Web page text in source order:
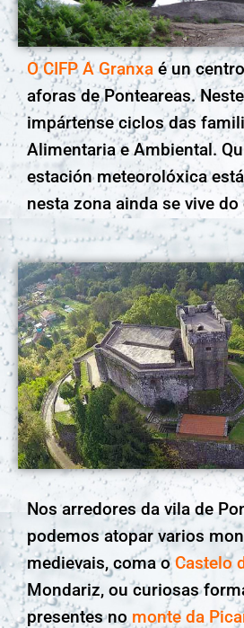
O CIFP A Granxa é un
aforas de Ponteareas.
impártense ciclos das
Alimentaria e Ambiental.
estación meteorolóxica
nesta zona ainda se vive do
Nos arredores da vila de
podemos atopar varios
medievais, coma oCastelo
Mondariz, ou curiosas
presentes no monte da